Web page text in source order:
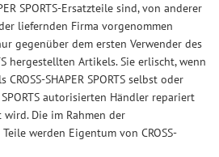
SPORTS-Ersatzteile sind, von anderer
liefernden Firma vorgenommen
gegenüber dem ersten Verwender des
hergestellten Artikels. Sie erlischt, wenn
SHAPER SPORTS selbst oder
SPORTS autorisierten Händler repariert
Die im Rahmen der
werden Eigentum von CROSS-